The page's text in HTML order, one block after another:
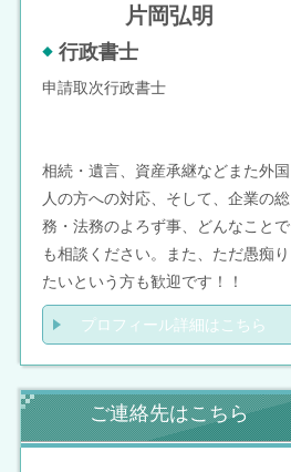
片岡弘明
行政書士
申請取次行政書士
相続・遺言、資産承継などまた外国
人の方への対応、そして、企業の総
務・法務のよろず事、どんなことで
も相談ください。また、ただ愚痴り
たいという方も歓迎です！！
プロフィール詳細はこちら
ご連絡先はこちら